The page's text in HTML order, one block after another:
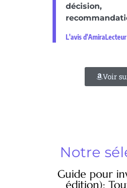
L'avis d'AmiraLecteur
Voir
Notre
Guide pour
édition):